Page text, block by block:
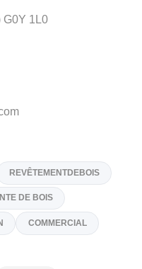
PARADIS